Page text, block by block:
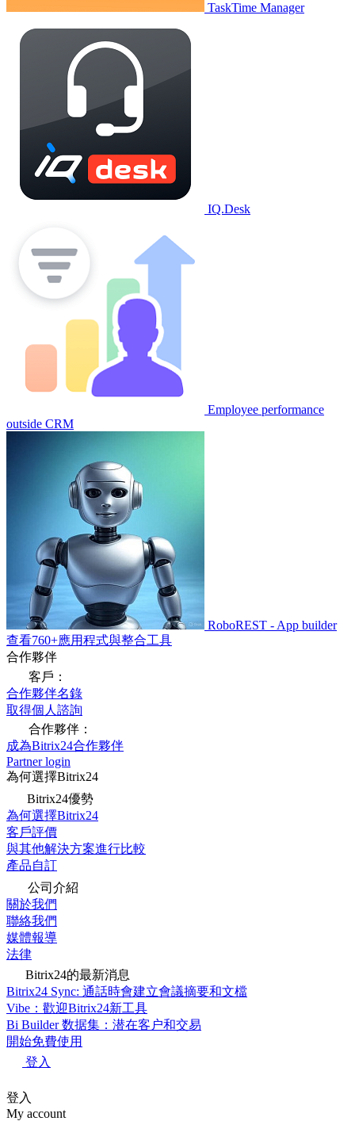
TaskTime Manager
IQ.Desk
Employee performance
outside CRM
RoboREST - App builder
查看760+應用程式與整合工具
合作夥伴
客戶：
合作夥伴名錄
取得個人諮詢
合作夥伴：
成為Bitrix24合作夥伴
Partner login
為何選擇Bitrix24
Bitrix24優勢
為何選擇Bitrix24
客戶評價
與其他解決方案進行比較
產品自訂
公司介紹
關於我們
聯絡我們
媒體報導
法律
Bitrix24的最新消息
Bitrix24 Sync: 通話時會建立會議摘要和文檔
Vibe：歡迎Bitrix24新工具
Bi Builder 数据集：潜在客户和交易
開始免費使用
登入
登入
My account